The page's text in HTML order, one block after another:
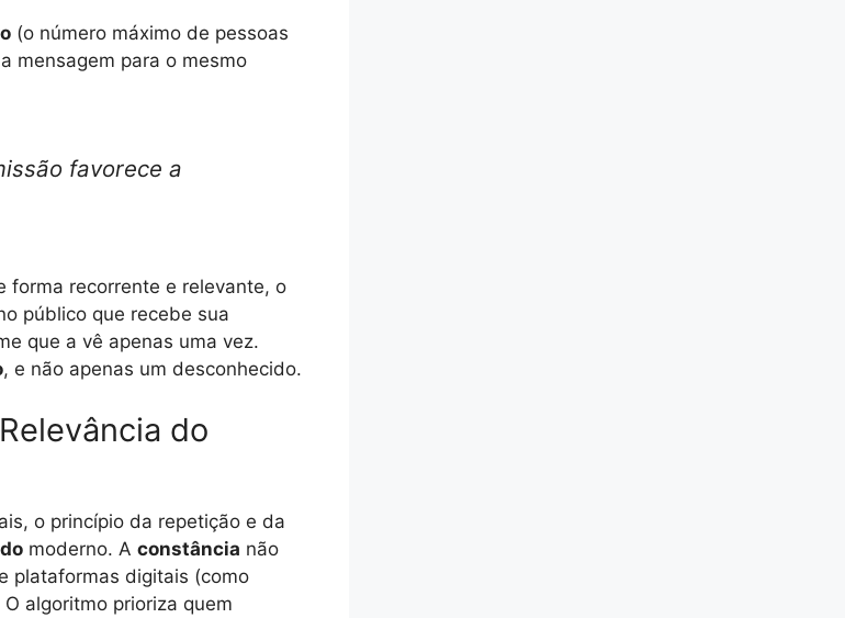
(o número máximo de pessoas
mensagem para o mesmo
favorece a
forma recorrente e relevante, o
público que recebe sua
que a vê apenas uma vez.
, e não apenas um desconhecido.
do
o princípio da repetição e da
moderno. A constância não
plataformas digitais (como
algoritmo prioriza quem